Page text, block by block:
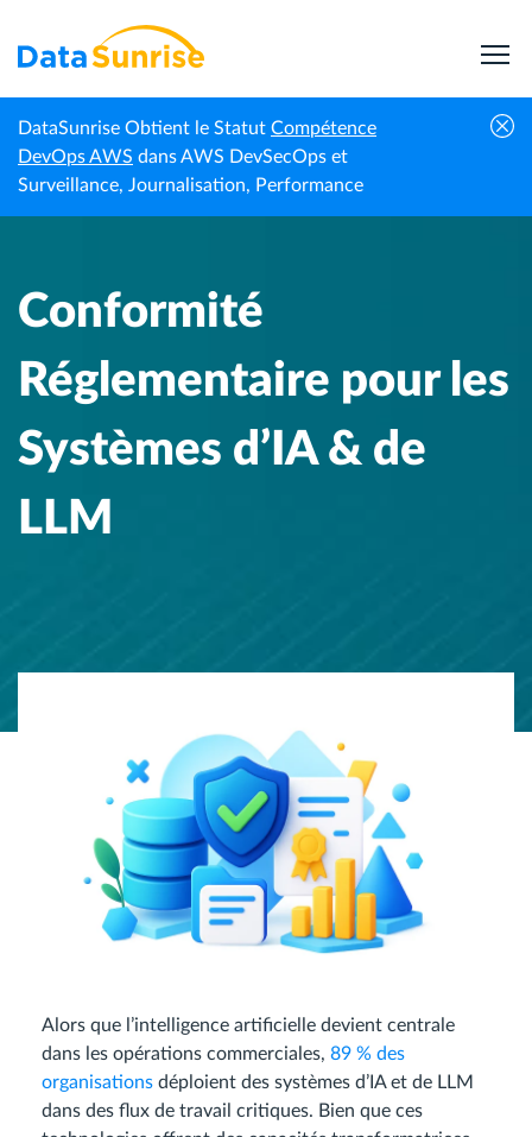
DataSunrise Obtient le Statut Compétence
DevOps AWS dans AWS DevSecOps et
Surveillance, Journalisation, Performance
Accueil
Centre de
connaissances
Conformité Réglementaire pour les
Systèmes d’IA & de LLM
Conformité
Réglementaire pour les
Systèmes d’IA & de
LLM
Alors que l’intelligence artificielle devient centrale
dans les opérations commerciales, 89 % des
organisations déploient des systèmes d’IA et de LLM
dans des flux de travail critiques. Bien que ces